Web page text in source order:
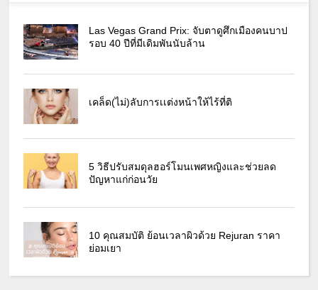
Las Vegas Grand Prix: จับตาดูศึกเมืองคนบาป
รอบ 40 ปีที่มีเดิมพันนับล้าน
เคล็ด(ไม่)ลับการเเต่งหน้าให้ไร้ที่ติ
5 วิธีปรับสมดุลฮอร์โมนเพศหญิงและช่วยลด
ปัญหาแก่ก่อนวัย
10 คุณสมบัติ ย้อนเวลาผิวด้วย Rejuran ราคา
ย่อมเยา